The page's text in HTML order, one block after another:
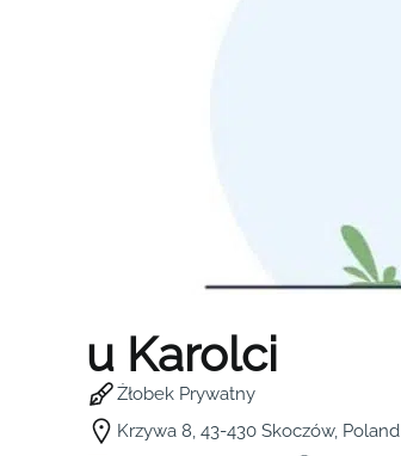
u Karolci
Żłobek Prywatny
Krzywa 8, 43-430 Skoczów, Poland